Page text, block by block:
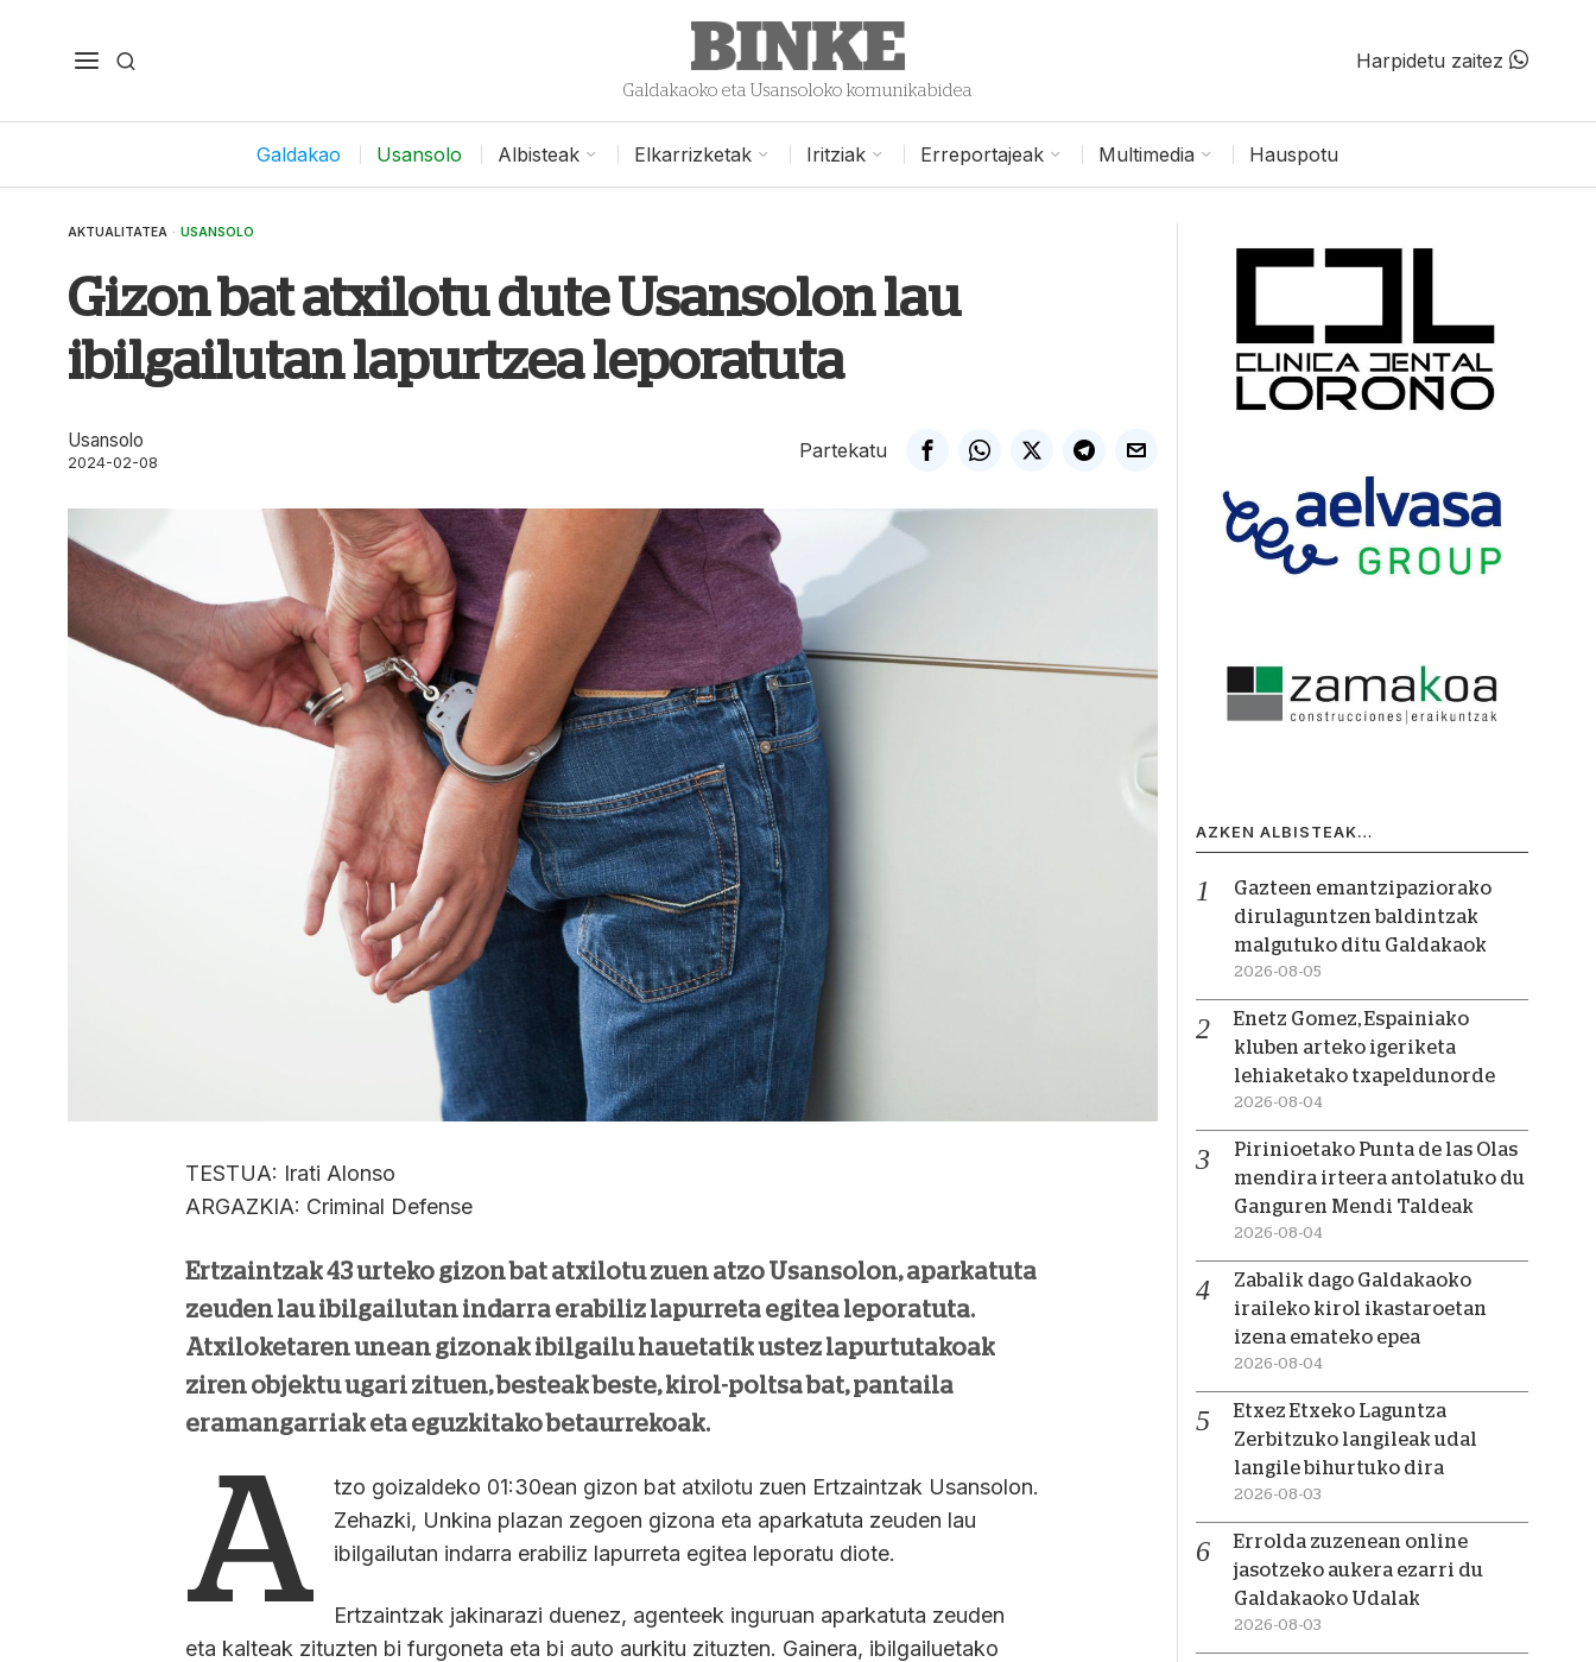
Galdakaoko eta Usansoloko komunikabidea
Harpidetu zaitez
Galdakao Usansolo Albisteak Elkarrizketak Iritziak Erreportajeak Multimedia Hauspotu
AKTUALITATEA · USANSOLO
Gizon bat atxilotu dute Usansolon lau
ibilgailutan lapurtzea leporatuta
Usansolo
2024-02-08
Partekatu
TESTUA: Irati Alonso
ARGAZKIA: Criminal Defense
Ertzaintzak 43 urteko gizon bat atxilotu zuen atzo Usansolon, aparkatuta
zeuden lau ibilgailutan indarra erabiliz lapurreta egitea leporatuta.
Atxiloketaren unean gizonak ibilgailu hauetatik ustez lapurtutakoak
ziren objektu ugari zituen, besteak beste, kirol-poltsa bat, pantaila
eramangarriak eta eguzkitako betaurrekoak.
A
tzo goizaldeko 01:30ean gizon bat atxilotu zuen Ertzaintzak Usansolon.
Zehazki, Unkina plazan zegoen gizona eta aparkatuta zeuden lau
ibilgailutan indarra erabiliz lapurreta egitea leporatu diote.
Ertzaintzak jakinarazi duenez, agenteek inguruan aparkatuta zeuden
eta kalteak zituzten bi furgoneta eta bi auto aurkitu zituzten. Gainera, ibilgailuetako
AZKEN ALBISTEAK…
Gazteen emantzipaziorako
dirulaguntzen baldintzak
malgutuko ditu Galdakaok
2026-08-05
Enetz Gomez, Espainiako
kluben arteko igeriketa
lehiaketako txapeldunorde
2026-08-04
Pirinioetako Punta de las Olas
mendira irteera antolatuko du
Ganguren Mendi Taldeak
2026-08-04
Zabalik dago Galdakaoko
iraileko kirol ikastaroetan
izena emateko epea
2026-08-04
Etxez Etxeko Laguntza
Zerbitzuko langileak udal
langile bihurtuko dira
2026-08-03
Errolda zuzenean online
jasotzeko aukera ezarri du
Galdakaoko Udalak
2026-08-03